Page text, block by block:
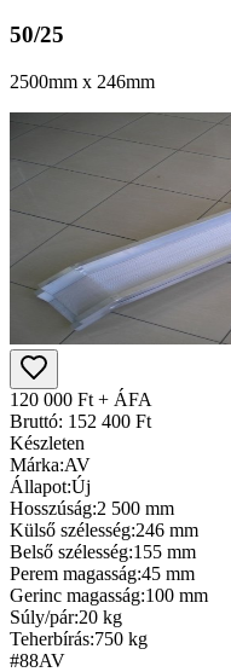
50/25
2500mm x 246mm
120 000 Ft + ÁFA
Bruttó: 152 400 Ft
Készleten
Márka:AV
Állapot:Új
Hosszúság:2 500 mm
Külső szélesség:246 mm
Belső szélesség:155 mm
Perem magasság:45 mm
Gerinc magasság:100 mm
Súly/pár:20 kg
Teherbírás:750 kg
#88AV